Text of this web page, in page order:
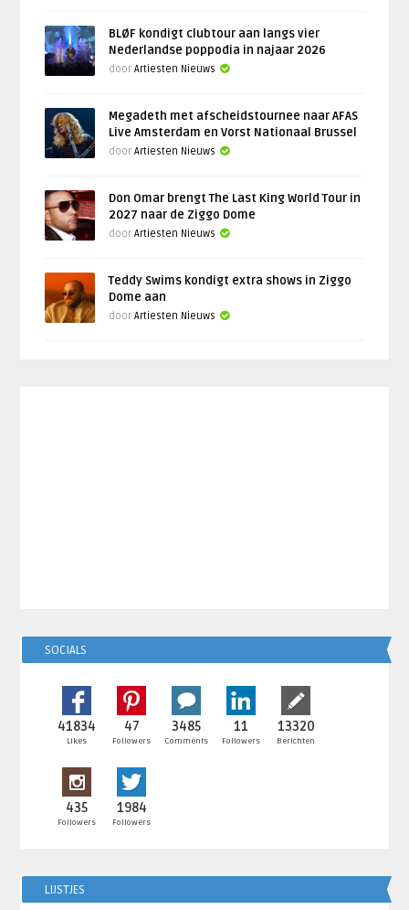
BLØF kondigt clubtour aan langs vier
Nederlandse poppodia in najaar 2026
doorArtiesten Nieuws
Megadeth met afscheidstournee naar AFAS
Live Amsterdam en Vorst Nationaal Brussel
doorArtiesten Nieuws
Don Omar brengt The Last King World Tour in
2027 naar de Ziggo Dome
doorArtiesten Nieuws
Teddy Swims kondigt extra shows in Ziggo
Dome aan
doorArtiesten Nieuws
SOCIALS
41834
Likes
47
Followers
3485
Comments
11
Followers
13320
Berichten
435
Followers
1984
Followers
LIJSTJES